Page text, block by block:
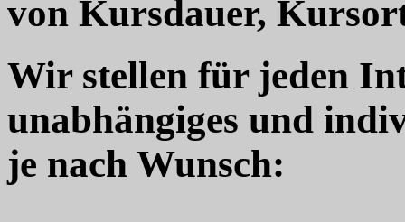
von Kursdauer,
Wir stellen für jeden
unabhängiges und
je nach Wunsch: